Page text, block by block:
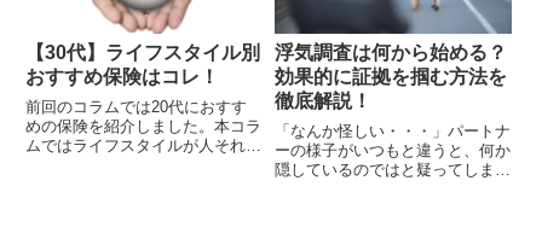
【30代】ライフスタイル別
おすすめ保険はコレ！
前回のコラムでは20代におすす
めの保険を紹介しました。本コラ
ムではライフスタイルが人それぞ
浮気調査は何から始める？
効果的に証拠を掴む方法を
徹底解説！
「なんか怪しい・・・」パートナ
ーの様子がいつもと違うと、何か
隠しているのではと疑ってしまい